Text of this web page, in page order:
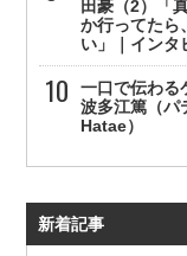
田豪（2）「
か行ってたら
い」｜インタ
一口で伝わる
波多江篤（
Hatae）
新着記事